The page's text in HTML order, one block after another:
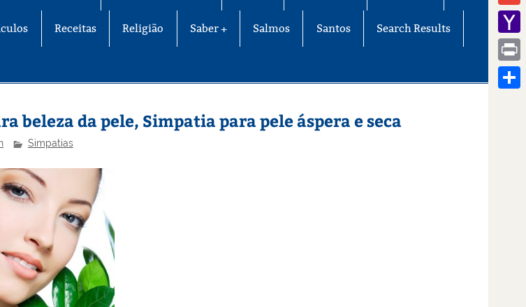
Receitas Religião Saber + Salmos Santos Search Results
beleza da pele, Simpatia para pele áspera e seca
Simpatias
Gmail
Mail
Print